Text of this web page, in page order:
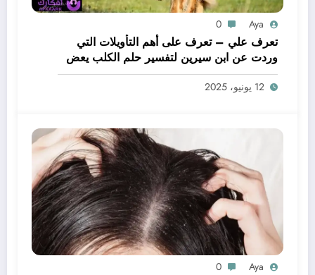
Aya
0
تعرف علي – تعرف على أهم التأويلات التي
وردت عن ابن سيرين لتفسير حلم الكلب يعض
يدي – بالتفصيل
12 يونيو، 2025
Aya
0